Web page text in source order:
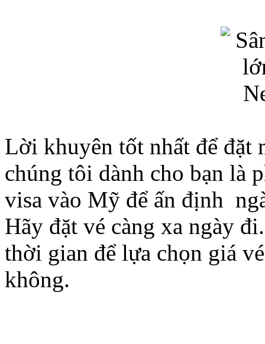
Lời khuyên tốt nhất để đặt
chúng tôi dành cho bạn là
visa vào Mỹ để ấn định
Hãy đặt vé càng xa ngày
thời gian để lựa chọn giá
không.